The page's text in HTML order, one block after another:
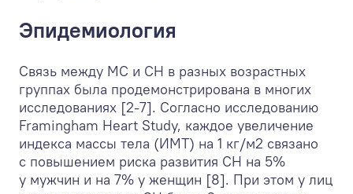
Эпидемиология
Связь между МС и СН в разных возрастных
группах была продемонстрирована в многих
исследованиях [2-7]. Согласно исследованию
Framingham Heart Study, каждое увеличение
индекса массы тела (ИМТ) на 1 кг/м2 связано
с повышением риска развития СН на 5%
у мужчин и на 7% у женщин [8]. При этом у лиц